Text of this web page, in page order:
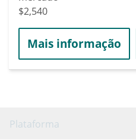
$2,540
Mais informação
Plataforma